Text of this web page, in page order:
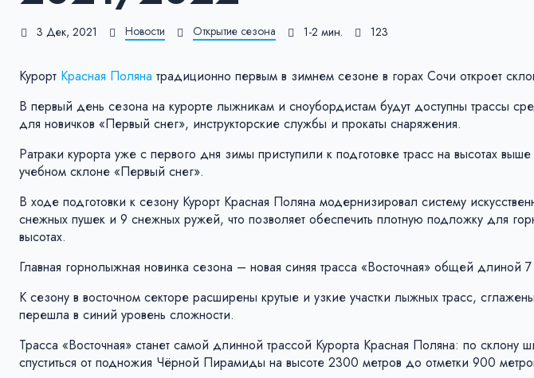
3 Дек, 2021 Новости Открытие сезона 1-2 мин. 123
Курорт Красная Поляна традиционно первым в зимнем сезоне в горах Сочи откроет
В первый день сезона на курорте лыжникам и сноубордистам будут доступны трассы
для новичков «Первый снег», инструкторские службы и прокаты снаряжения.
Ратраки курорта уже с первого дня зимы приступили к подготовке трасс на высотах
учебном склоне «Первый снег».
В ходе подготовки к сезону Курорт Красная Поляна модернизировал систему
снежных пушек и 9 снежных ружей, что позволяет обеспечить плотную подложку для
высотах.
Главная горнолыжная новинка сезона – новая синяя трасса «Восточная» общей длиной
К сезону в восточном секторе расширены крутые и узкие участки лыжных трасс,
перешла в синий уровень сложности.
Трасса «Восточная» станет самой длинной трассой Курорта Красная Поляна: по
спуститься от подножия Чёрной Пирамиды на высоте 2300 метров до отметки 900